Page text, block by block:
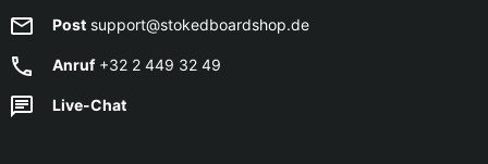
Post support@stokedboardshop.de
Anruf+32 2 449 32 49
Live-Chat